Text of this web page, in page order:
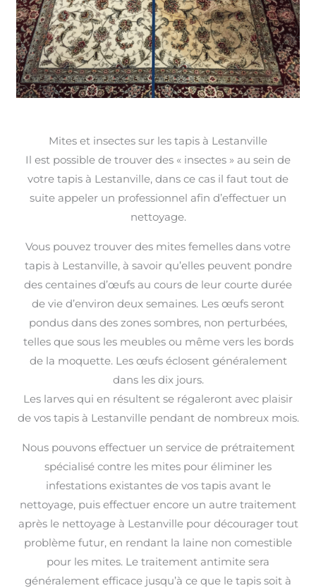
Mites et insectes sur les tapis à Lestanville
Il est possible de trouver des « insectes » au sein de
votre tapis à Lestanville, dans ce cas il faut tout de
suite appeler un professionnel afin d’effectuer un
nettoyage.
Vous pouvez trouver des mites femelles dans votre
tapis à Lestanville, à savoir qu’elles peuvent pondre
des centaines d’œufs au cours de leur courte durée
de vie d’environ deux semaines. Les œufs seront
pondus dans des zones sombres, non perturbées,
telles que sous les meubles ou même vers les bords
de la moquette. Les œufs éclosent généralement
dans les dix jours.
Les larves qui en résultent se régaleront avec plaisir
de vos tapis à Lestanville pendant de nombreux mois.
Nous pouvons effectuer un service de prétraitement
spécialisé contre les mites pour éliminer les
infestations existantes de vos tapis avant le
nettoyage, puis effectuer encore un autre traitement
après le nettoyage à Lestanville pour décourager tout
problème futur, en rendant la laine non comestible
pour les mites. Le traitement antimite sera
généralement efficace jusqu’à ce que le tapis soit à